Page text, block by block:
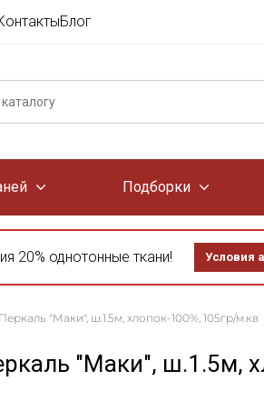
Блог
Подборки
20% однотонные ткани! Условия
Перкаль "Маки", ш.1.5м, хлопок-100%, 105гр/м.кв
"Маки", ш.1.5м,